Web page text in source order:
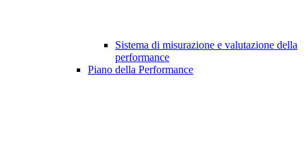
Sistema di misurazione e valutazione della
performance
Piano della Performance